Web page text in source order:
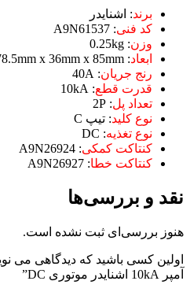
برند: اشنایدر
کد فنی: A9N61537
وزن: 0.25kg
ابعاد: 78.5mm x 36mm x 85mm
رنج جریان: 40A
قدرت قطع: 10kA
تعداد پل: 2P
نوع کلید: تیپ C
نوع تغذیه: DC
کنتاکت کمکی: A9N26924
کنتاکت خطا: A9N26927
نقد و بررسی‌ها
هنوز بررسی‌ای ثبت نشده است.
آمپر 10kA اشنایدر موتوری DC”